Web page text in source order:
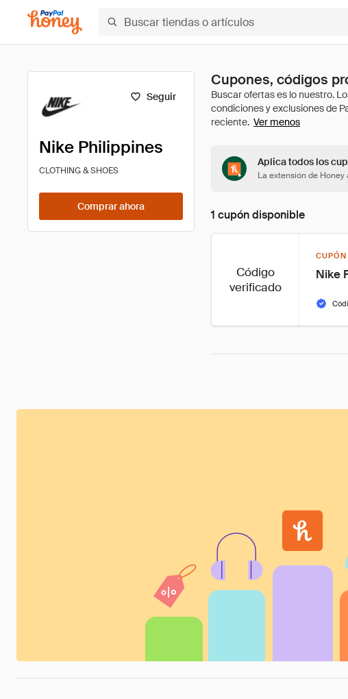
Seguir
Nike Philippines
CLOTHING & SHOES
Comprar ahora
Cupones, códigos
Ver menos
Aplica todos los
La extensión de
1 cupón disponible
Código
verificado
Nike